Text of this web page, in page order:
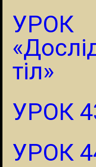
УРОК
тіл»
УРОК
УРОК